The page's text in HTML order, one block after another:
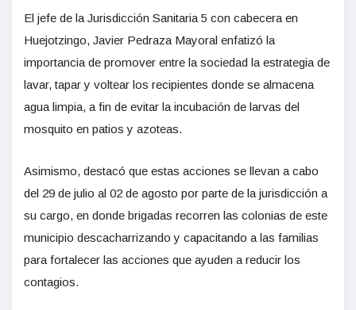
El jefe de la Jurisdicción Sanitaria 5 con cabecera en
Huejotzingo, Javier Pedraza Mayoral enfatizó la
importancia de promover entre la sociedad la estrategia de
lavar, tapar y voltear los recipientes donde se almacena
agua limpia, a fin de evitar la incubación de larvas del
mosquito en patios y azoteas.
Asimismo, destacó que estas acciones se llevan a cabo
del 29 de julio al 02 de agosto por parte de la jurisdicción a
su cargo, en donde brigadas recorren las colonias de este
municipio descacharrizando y capacitando a las familias
para fortalecer las acciones que ayuden a reducir los
contagios.